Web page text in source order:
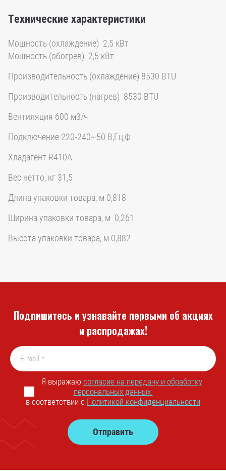
Технические характеристики
Мощность (охлаждение) 2,5 кВт
Мощность (обогрев) 2,5 кВт
Производительность (охлаждение) 8530 BTU
Производительность (нагрев) 8530 BTU
Вентиляция 600 м3/ч
Подключение 220-240~50 В,Гц,Ф
Хладагент R410A
Вес нетто, кг 31,5
Длина упаковки товара, м 0,818
Ширина упаковки товара, м 0,261
Высота упаковки товара, м 0,882
Подпишитесь и узнавайте первыми об акциях
и распродажах!
Я выражаю согласие на передачу и обработку
персональных данных
в соответствии с Политикой конфиденциальности
Отправить